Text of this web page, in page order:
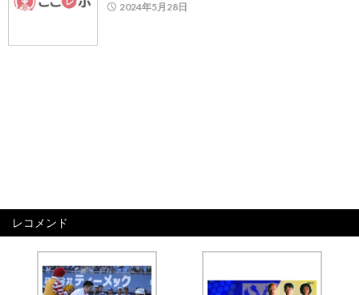
2024年5月28日
レコメンド